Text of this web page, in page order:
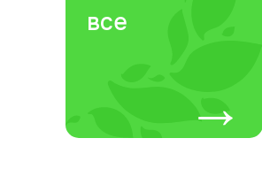
все
→